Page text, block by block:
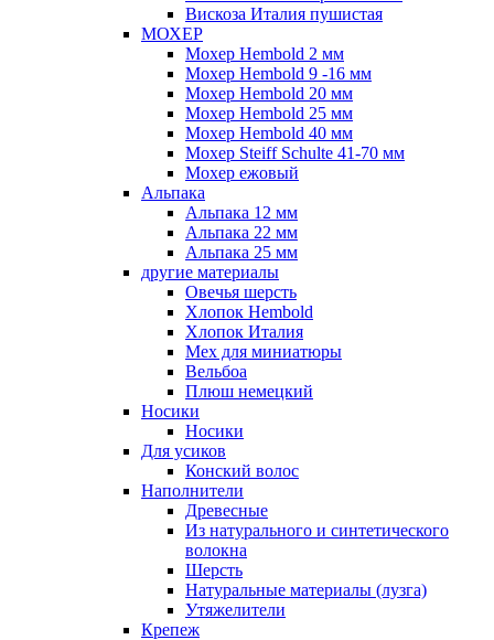
Вискоза Италия пушистая
МОХЕР
Мохер Hembold 2 мм
Мохер Hembold 9 -16 мм
Мохер Hembold 20 мм
Мохер Hembold 25 мм
Мохер Hembold 40 мм
Мохер Steiff Schulte 41-70 мм
Мохер ежовый
Альпака
Альпака 12 мм
Альпака 22 мм
Альпака 25 мм
другие материалы
Овечья шерсть
Хлопок Hembold
Хлопок Италия
Мех для миниатюры
Вельбоа
Плюш немецкий
Носики
Носики
Для усиков
Конский волос
Наполнители
Древесные
Из натурального и синтетического
волокна
Шерсть
Натуральные материалы (лузга)
Утяжелители
Крепеж